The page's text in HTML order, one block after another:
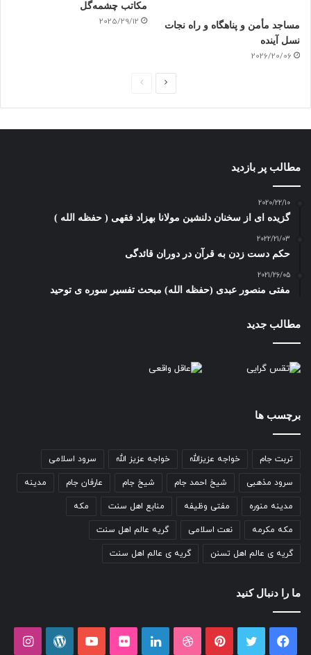
مساجد مأمن و پناهگاه و راه نجات
نسل آینده
2026/20/06
مکاتب چشمه‌گل
2025/29/12
ی
ی
مطالب پر بازدید
2020/22/10
گزیده ای از سخنان دلنشین مولانا بهزاد فقهی ( حفظه الله )
2022/21/03
حکم دست زدن به قرآن در دوران قائدگی
2021/26/05
مفتی منصور عبدی (حفظه الله) مبحث تفسیر سوره ی توحید
مطالب جدید
برچسب ها
تربت جام خواجه عزیزالله خواجه عزیز الله سرود اسلامی
سرود مذهبی شیخ احمد جام شیخ جام عارفان جام مدینه
مدینه منوره مفتی وظیفه منابع اهل سنت مکه
مکه مکرمه نعت اسلامی گریه عالم اهل سنت
گریه ی عالم اهل تسنن گریه ی عالم اهل سنت
ما را دنبال کنید
فیسبوک توییتر پینتریست
دریبببل لینکداین تصاویر یوتیوب وردپرس